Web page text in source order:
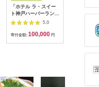
「ホテル ラ・スイー
ト神戸ハーバーラン
ド」レストランディナ
5.0
寄付金額: 100,000 円
【うなぎ
5000円
［ 3つの
ぎ 天空う
なぎ 食事
美食 グル
観光 食事